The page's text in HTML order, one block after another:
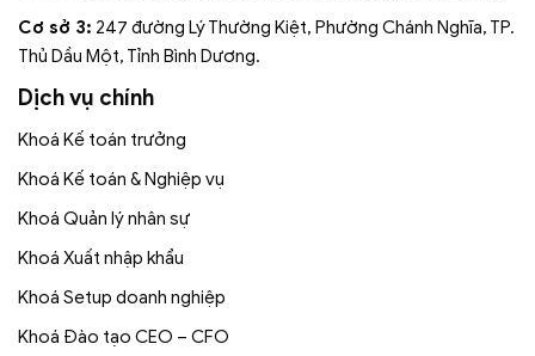
Cơ sở 3: 247 đường Lý Thường Kiệt, Phường Chánh Nghĩa, TP.
Thủ Dầu Một, Tỉnh Bình Dương.
Dịch vụ chính
Khoá Kế toán trưởng
Khoá Kế toán & Nghiệp vụ
Khoá Quản lý nhân sự
Khoá Xuất nhập khẩu
Khoá Setup doanh nghiệp
Khoá Đào tạo CEO – CFO